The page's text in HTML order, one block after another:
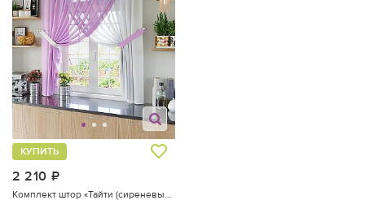
2 210
КУПИТЬ
Комплект штор «Тайти (сиреневый)»